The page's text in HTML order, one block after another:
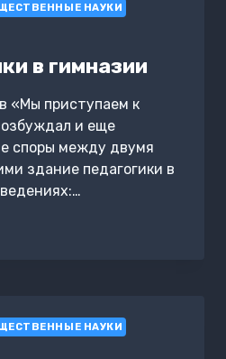
НАУКИ
в гимназии
«Мы приступаем к
и еще
споры между двумя
здание педагогики в
НАУКИ